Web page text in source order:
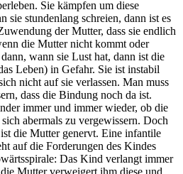
Sie kämpfen um diese
stundenlang schreien, dann ist es
der Mutter, dass sie endlich
die Mutter nicht kommt oder
wann sie Lust hat, dann ist die
Leben) in Gefahr. Sie ist instabil
nicht auf sie verlassen. Man muss
dass die Bindung noch da ist.
immer und immer wieder, ob die
abermals zu vergewissern. Doch
die Mutter genervt. Eine infantile
auf die Forderungen des Kindes
Das Kind verlangt immer